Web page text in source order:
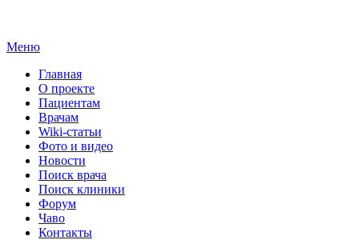
Меню
Главная
О проекте
Пациентам
Врачам
Wiki-статьи
Фото и видео
Новости
Поиск врача
Поиск клиники
Форум
Чаво
Контакты